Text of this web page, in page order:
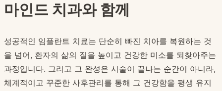
마인드 치과와 함께
성공적인 임플란트 치료는 단순히 빠진 치아를 복원하는 것
을 넘어, 환자의 삶의 질을 높이고 건강한 미소를 되찾아주는
과정입니다. 그리고 그 완성은 시술이 끝나는 순간이 아니라,
체계적이고 꾸준한 사후관리를 통해 그 건강함을 평생 유지